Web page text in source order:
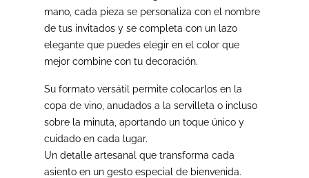
mano, cada pieza se personaliza con el nombre
de tus invitados y se completa con un lazo
elegante que puedes elegir en el color que
mejor combine con tu decoración.
Su formato versátil permite colocarlos en la
copa de vino, anudados a la servilleta o incluso
sobre la minuta, aportando un toque único y
cuidado en cada lugar.
Un detalle artesanal que transforma cada
asiento en un gesto especial de bienvenida.